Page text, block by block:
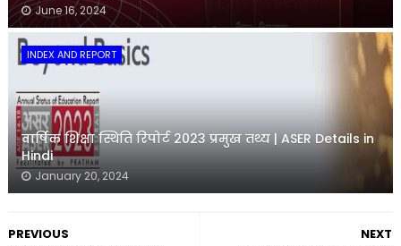
June 16, 2024
INDEX AND REPORT
वार्षिक शिक्षा स्थिति रिपोर्ट 2023 प्रमुख तथ्य | ASER Details in
Hindi
January 20, 2024
NEXT
PREVIOUS